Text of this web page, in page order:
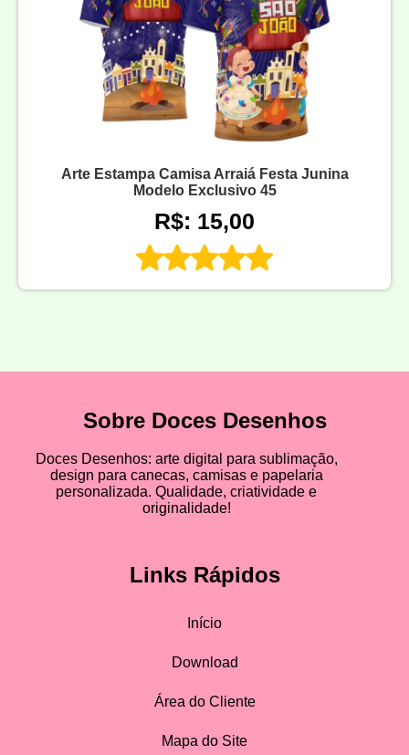
Arte Estampa Camisa Arraiá Festa Junina
Modelo Exclusivo 45
R$: 15,00
Sobre Doces Desenhos
Doces Desenhos: arte digital para sublimação,
design para canecas, camisas e papelaria
personalizada. Qualidade, criatividade e
originalidade!
Links Rápidos
Início
Download
Área do Cliente
Mapa do Site